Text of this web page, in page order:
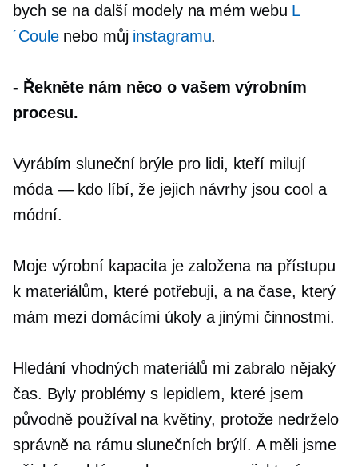
bych se na další modely na mém webu L
´Coulenebo můj instagramu.
- Řekněte nám něco o vašem výrobním
procesu.
Vyrábím sluneční brýle pro lidi, kteří milují
móda — kdo líbí, že jejich návrhy jsou cool a
módní.
Moje výrobní kapacita je založena na přístupu
k materiálům, které potřebuji, a na čase, který
mám mezi domácími úkoly a jinými činnostmi.
Hledání vhodných materiálů mi zabralo nějaký
čas. Byly problémy s lepidlem, které jsem
původně používal na květiny, protože nedrželo
správně na rámu slunečních brýlí. A měli jsme